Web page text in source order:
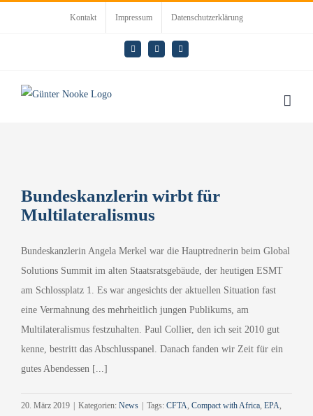
Kontakt Impressum Datenschutzerklärung
E-
Mail
LinkedInRss
Bundeskanzlerin wirbt für
Multilateralismus
Bundeskanzlerin Angela Merkel war die Hauptrednerin beim Global
Solutions Summit im alten Staatsratsgebäude, der heutigen ESMT
am Schlossplatz 1. Es war angesichts der aktuellen Situation fast
eine Vermahnung des mehrheitlich jungen Publikums, am
Multilateralismus festzuhalten. Paul Collier, den ich seit 2010 gut
kenne, bestritt das Abschlusspanel. Danach fanden wir Zeit für ein
gutes Abendessen [...]
20. März 2019 Kategorien: News Tags: CFTA, Compact with Africa, EPA,